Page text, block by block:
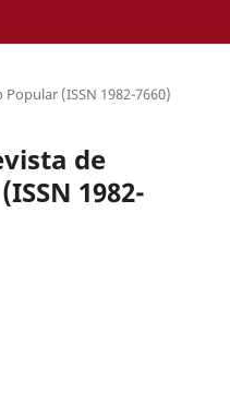
(ISSN 1982-7660)
de
1982-